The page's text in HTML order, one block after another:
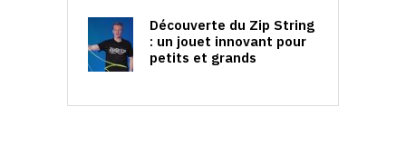
Découverte du Zip String
: un jouet innovant pour
petits et grands